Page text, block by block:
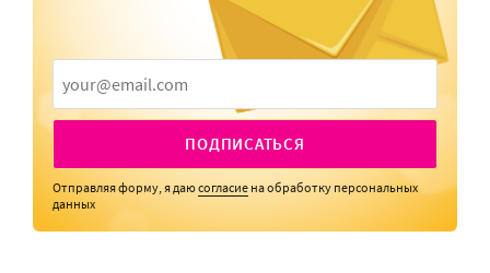
ПОДПИСАТЬСЯ
Отправляя форму, я даюсогласие на обработку персональных
данных